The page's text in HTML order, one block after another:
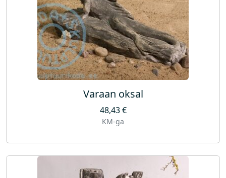
Varaan oksal
48,43€
KM-ga